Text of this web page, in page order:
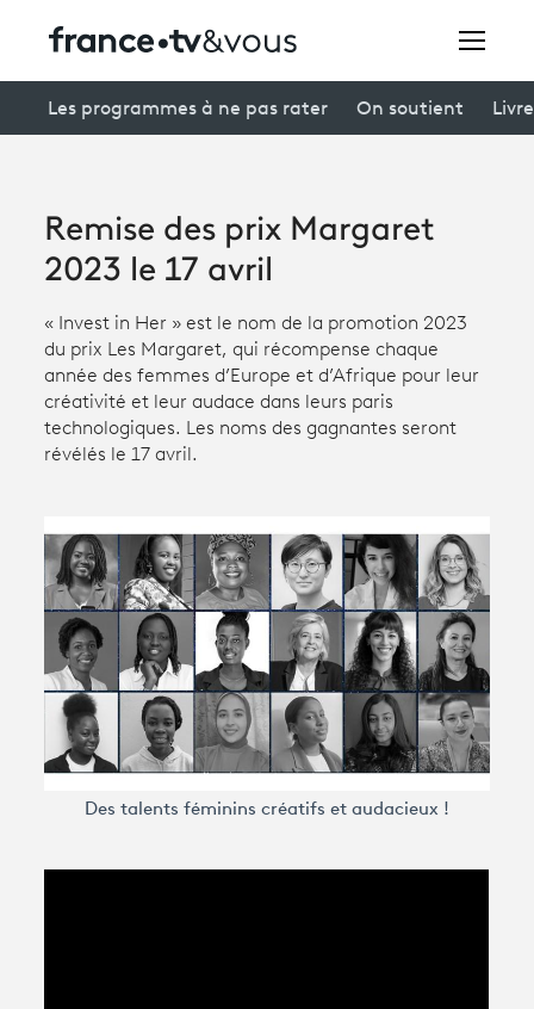
connexion
Avantages fidélité
Creators
Participer et assister à une émission
À votre écoute
Productions et innovation
Les programmes à ne pas rater On soutient
Remise des prix Margaret
2023 le 17 avril
« Invest in Her » est le nom de la promotion 2023
du prix Les Margaret, qui récompense chaque
année des femmes d’Europe et d’Afrique pour leur
créativité et leur audace dans leurs paris
technologiques. Les noms des gagnantes seront
révélés le 17 avril.
Des talents féminins créatifs et audacieux !